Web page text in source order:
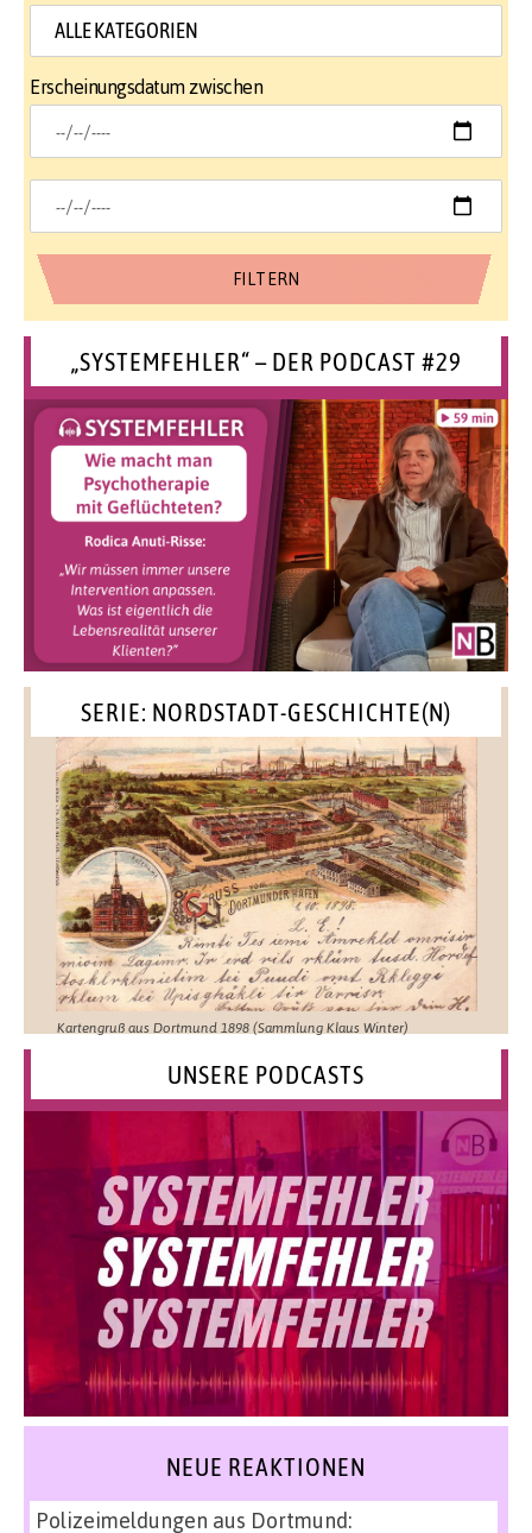
Erscheinungsdatum zwischen
„SYSTEMFEHLER“ – DER PODCAST #29
SERIE: NORDSTADT-GESCHICHTE(N)
Kartengruß aus Dortmund 1898 (Sammlung Klaus Winter)
UNSERE PODCASTS
NEUE REAKTIONEN
Polizeimeldungen aus Dortmund: